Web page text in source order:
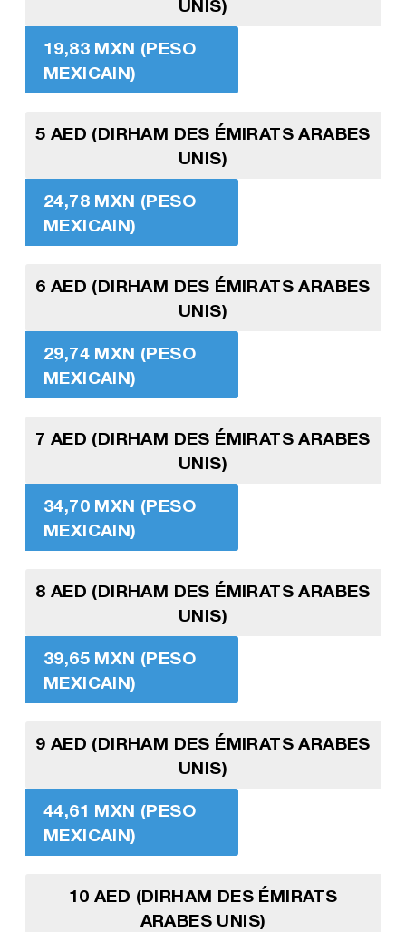
UNIS)
19,83 MXN (PESO
MEXICAIN)
5 AED (DIRHAM DES ÉMIRATS ARABES
UNIS)
24,78 MXN (PESO
MEXICAIN)
6 AED (DIRHAM DES ÉMIRATS ARABES
UNIS)
29,74 MXN (PESO
MEXICAIN)
7 AED (DIRHAM DES ÉMIRATS ARABES
UNIS)
34,70 MXN (PESO
MEXICAIN)
8 AED (DIRHAM DES ÉMIRATS ARABES
UNIS)
39,65 MXN (PESO
MEXICAIN)
9 AED (DIRHAM DES ÉMIRATS ARABES
UNIS)
44,61 MXN (PESO
MEXICAIN)
10 AED (DIRHAM DES ÉMIRATS
ARABES UNIS)